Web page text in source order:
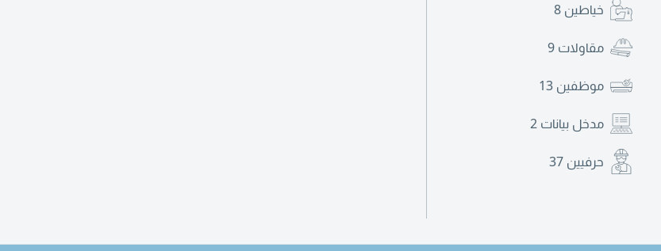
خياطين 8
مقاولات 9
موظفين 13
مدخل بيانات 2
حرفيين 37